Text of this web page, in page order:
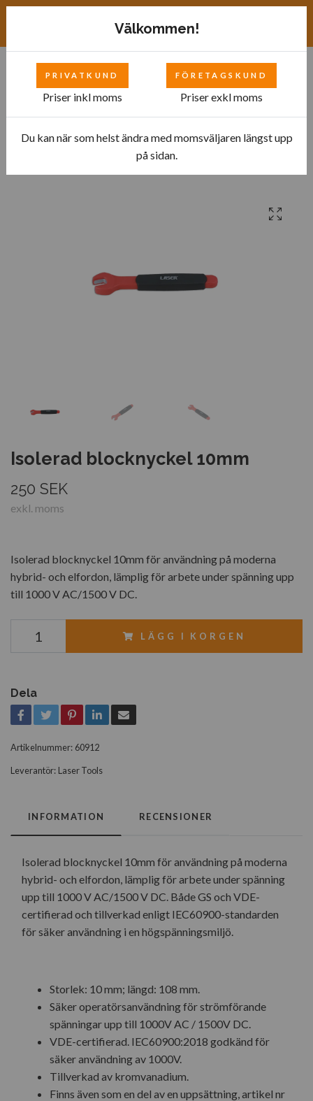
Verktyg till Hybrid- och Elfordon
Isolerad blocknyckel 10mm
Isolerad blocknyckel 10mm
250 SEK
exkl. moms
Isolerad blocknyckel 10mm för användning på moderna
hybrid- och elfordon, lämplig för arbete under spänning upp
till 1000 V AC/1500 V DC.
LÄGG I KORGEN
Dela
Artikelnummer: 60912
Leverantör: Laser Tools
INFORMATION RECENSIONER
Isolerad blocknyckel 10mm för användning på moderna
hybrid- och elfordon, lämplig för arbete under spänning
upp till 1000 V AC/1500 V DC. Både GS och VDE-
certifierad och tillverkad enligt IEC60900-standarden
för säker användning i en högspänningsmiljö.
Storlek: 10 mm; längd: 108 mm.
Säker operatörsanvändning för strömförande
spänningar upp till 1000V AC / 1500V DC.
VDE-certifierad. IEC60900:2018 godkänd för
säker användning av 1000V.
Tillverkad av kromvanadium.
Finns även som en del av en uppsättning, artikel nr
Välkommen!
PRIVATKUND
Priser inkl moms
FÖRETAGSKUND
Priser exkl moms
Du kan när som helst ändra med momsväljaren längst upp
på sidan.